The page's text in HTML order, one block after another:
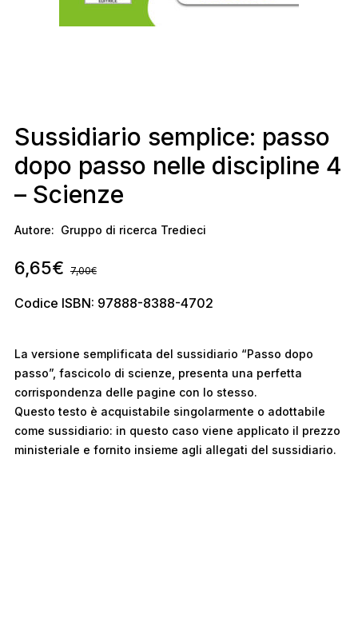
Sussidiario semplice: passo
dopo passo nelle discipline 4
– Scienze
Autore: Gruppo di ricerca Tredieci
6,65€ 7,00€
Codice ISBN: 97888-8388-4702
La versione semplificata del sussidiario “Passo dopo
passo”, fascicolo di scienze, presenta una perfetta
corrispondenza delle pagine con lo stesso.
Questo testo è acquistabile singolarmente o adottabile
come sussidiario: in questo caso viene applicato il prezzo
ministeriale e fornito insieme agli allegati del sussidiario.